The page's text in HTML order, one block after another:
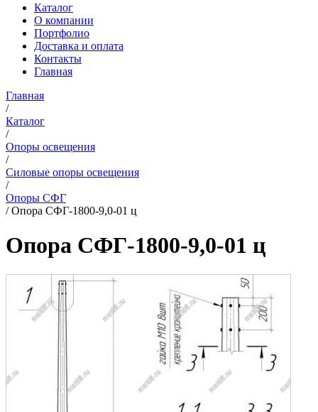
Каталог
О компании
Портфолио
Доставка и оплата
Контакты
Главная
Главная
/
Каталог
/
Опоры освещения
/
Силовые опоры освещения
/
Опоры СФГ
/Опора СФГ-1800-9,0-01 ц
Опора СФГ-1800-9,0-01 ц